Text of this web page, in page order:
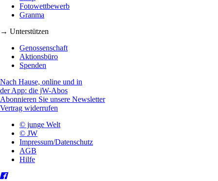
Fotowettbewerb
Granma
→ Unterstützen
Genossenschaft
Aktionsbüro
Spenden
Nach Hause, online und in
der App: die jW-Abos
Abonnieren Sie unsere Newsletter
Vertrag widerrufen
© junge Welt
© JW
Impressum/Datenschutz
AGB
Hilfe